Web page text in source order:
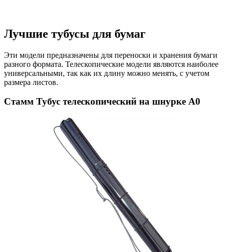
Лучшие тубусы для бумаг
Эти модели предназначены для переноски и хранения бумаги
разного формата. Телескопические модели являются наиболее
универсальными, так как их длину можно менять, с учетом
размера листов.
Стамм Тубус телескопический на шнурке А0